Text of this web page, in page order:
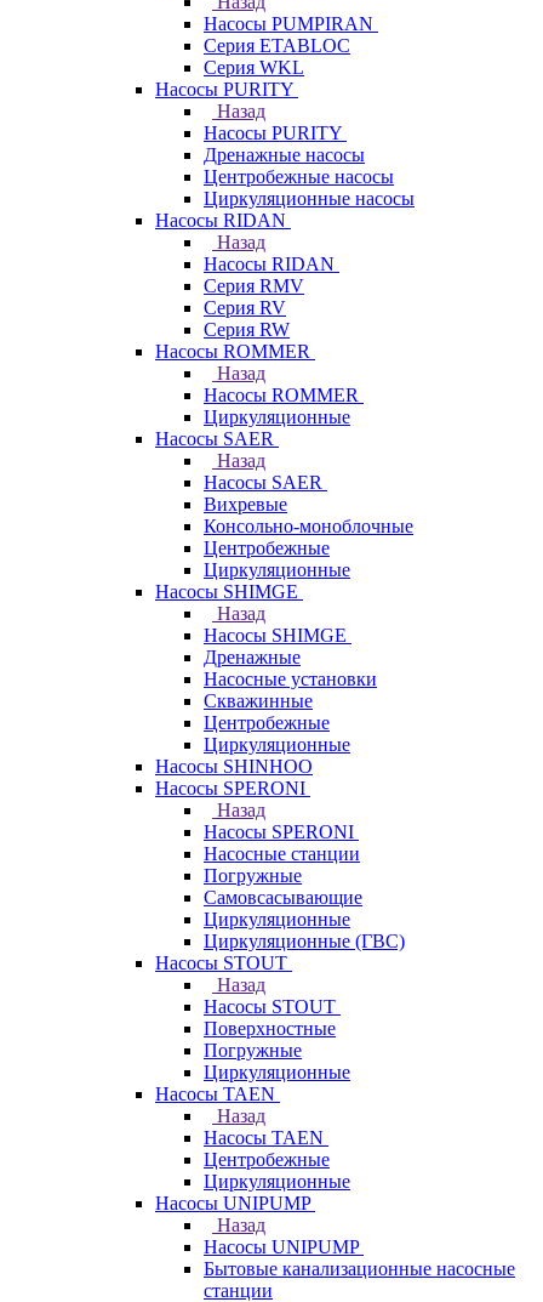
Насосы PUMPIRAN
Серия ETABLOC
Серия WKL
Насосы PURITY
Назад
Насосы PURITY
Дренажные насосы
Центробежные насосы
Циркуляционные насосы
Насосы RIDAN
Назад
Насосы RIDAN
Серия RMV
Серия RV
Серия RW
Насосы ROMMER
Назад
Насосы ROMMER
Циркуляционные
Насосы SAER
Назад
Насосы SAER
Вихревые
Консольно-моноблочные
Центробежные
Циркуляционные
Насосы SHIMGE
Назад
Насосы SHIMGE
Дренажные
Насосные установки
Скважинные
Центробежные
Циркуляционные
Насосы SHINHOO
Насосы SPERONI
Назад
Насосы SPERONI
Насосные станции
Погружные
Самовсасывающие
Циркуляционные
Циркуляционные (ГВС)
Насосы STOUT
Назад
Насосы STOUT
Поверхностные
Погружные
Циркуляционные
Насосы TAEN
Назад
Насосы TAEN
Центробежные
Циркуляционные
Насосы UNIPUMP
Назад
Насосы UNIPUMP
Бытовые канализационные насосные
станции